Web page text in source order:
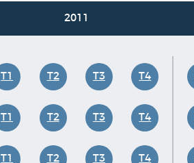
2011
T1 T2 T3 T4
T1 T2 T3 T4
T1 T2 T3 T4